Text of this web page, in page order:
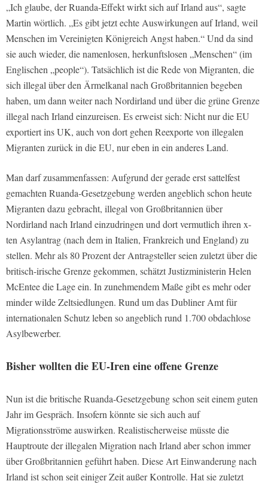
„Ich glaube, der Ruanda-Effekt wirkt sich auf Irland aus“, sagte
Martin wörtlich. „Es gibt jetzt echte Auswirkungen auf Irland, weil
Menschen im Vereinigten Königreich Angst haben.“ Und da sind
sie auch wieder, die namenlosen, herkunftslosen „Menschen“ (im
Englischen „people“). Tatsächlich ist die Rede von Migranten, die
sich illegal über den Ärmelkanal nach Großbritannien begeben
haben, um dann weiter nach Nordirland und über die grüne Grenze
illegal nach Irland einzureisen. Es erweist sich: Nicht nur die EU
exportiert ins UK, auch von dort gehen Reexporte von illegalen
Migranten zurück in die EU, nur eben in ein anderes Land.
Man darf zusammenfassen: Aufgrund der gerade erst sattelfest
gemachten Ruanda-Gesetzgebung werden angeblich schon heute
Migranten dazu gebracht, illegal von Großbritannien über
Nordirland nach Irland einzudringen und dort vermutlich ihren x-
ten Asylantrag (nach dem in Italien, Frankreich und England) zu
stellen. Mehr als 80 Prozent der Antragsteller seien zuletzt über die
britisch-irische Grenze gekommen, schätzt Justizministerin Helen
McEntee die Lage ein. In zunehmendem Maße gibt es mehr oder
minder wilde Zeltsiedlungen. Rund um das Dubliner Amt für
internationalen Schutz leben so angeblich rund 1.700 obdachlose
Asylbewerber.
Bisher wollten die EU-Iren eine offene Grenze
Nun ist die britische Ruanda-Gesetzgebung schon seit einem guten
Jahr im Gespräch. Insofern könnte sie sich auch auf
Migrationsströme auswirken. Realistischerweise müsste die
Hauptroute der illegalen Migration nach Irland aber schon immer
über Großbritannien geführt haben. Diese Art Einwanderung nach
Irland ist schon seit einiger Zeit außer Kontrolle. Hat sie zuletzt